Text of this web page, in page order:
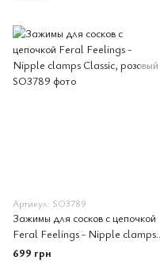
Артикул: SO3789
Зажимы для сосков с цепочкой
Feral Feelings - Nipple clamps
Classic, розовый
699 грн